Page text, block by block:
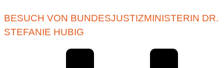
BESUCH VON BUNDESJUSTIZMINISTERIN DR.
STEFANIE HUBIG